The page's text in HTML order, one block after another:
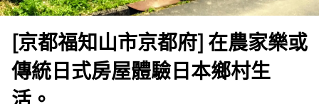
[京都福知山市京都府] 在農家樂或
傳統日式房屋體驗日本鄉村生